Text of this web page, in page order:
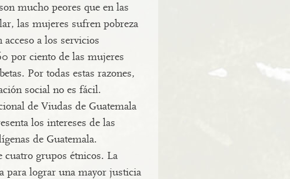
mucho peores que en las
las mujeres sufren pobreza
acceso a los servicios
por ciento de las mujeres
Por todas estas razones,
social no es fácil.
de Viudas de Guatemala
los intereses de las
de Guatemala.
cuatro grupos étnicos. La
para lograr una mayor justicia